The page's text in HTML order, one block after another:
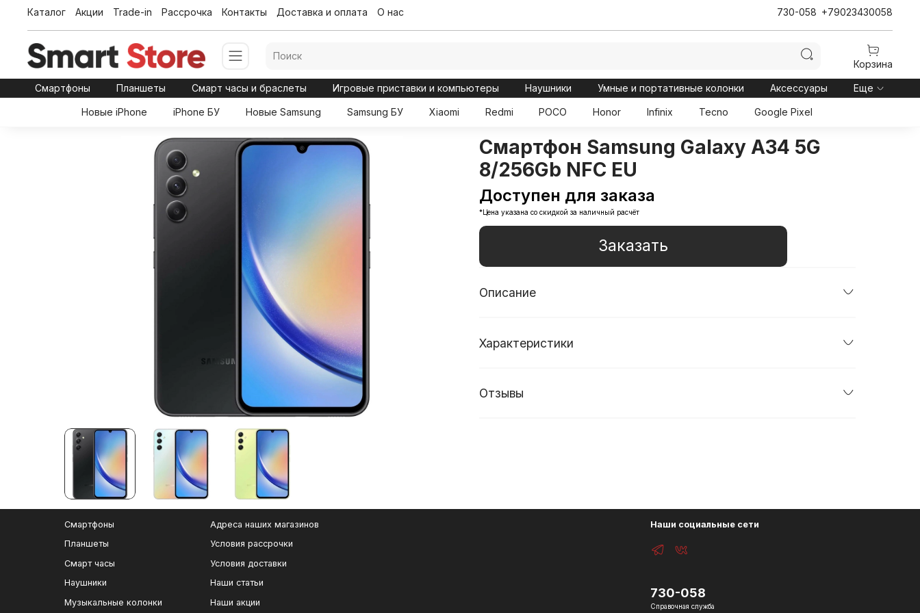
Каталог Акции Trade-in Рассрочка Контакты Доставка и оплата О нас 730-058 +79023430058
Корзина
Смартфоны Планшеты Смарт часы и браслеты Игровые приставки и компьютеры Наушники Умные и портативные колонки Аксессуары Еще
Новые iPhone iPhone БУ Новые Samsung Samsung БУ Xiaomi Redmi POCO Honor Infinix Tecno Google Pixel
Смартфон Samsung Galaxy A34 5G
8/256Gb NFC EU
Доступен для заказа
*Цена указана со скидкой за наличный расчёт
Заказать
Описание
Характеристики
Отзывы
Смартфоны
Планшеты
Смарт часы
Наушники
Музыкальные колонки
Адреса наших магазинов
Условия рассрочки
Условия доставки
Наши статьи
Наши акции
Наши социальные сети
730-058
Справочная служба